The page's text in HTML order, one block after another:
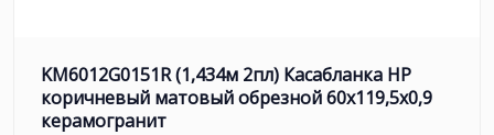
KM6012G0151R (1,434м 2пл) Касабланка HP
коричневый матовый обрезной 60x119,5x0,9
керамогранит